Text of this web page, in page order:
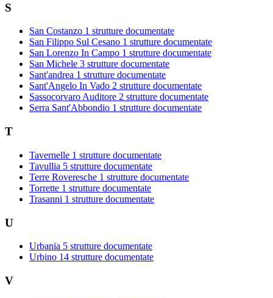
S
San Costanzo 1 strutture documentate
San Filippo Sul Cesano 1 strutture documentate
San Lorenzo In Campo 1 strutture documentate
San Michele 3 strutture documentate
Sant'andrea 1 strutture documentate
Sant'Angelo In Vado 2 strutture documentate
Sassocorvaro Auditore 2 strutture documentate
Serra Sant'Abbondio 1 strutture documentate
T
Tavernelle 1 strutture documentate
Tavullia 5 strutture documentate
Terre Roveresche 1 strutture documentate
Torrette 1 strutture documentate
Trasanni 1 strutture documentate
U
Urbania 5 strutture documentate
Urbino 14 strutture documentate
V